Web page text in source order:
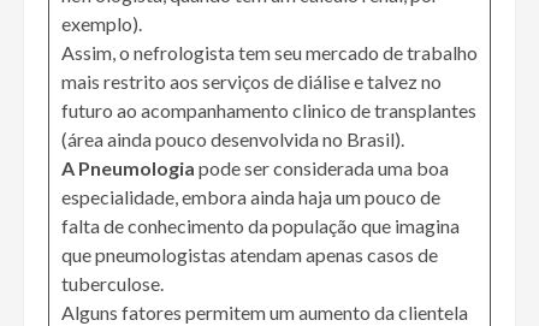
exemplo).
Assim, o nefrologista tem seu mercado de trabalho
mais restrito aos serviços de diálise e talvez no
futuro ao acompanhamento clinico de transplantes
(área ainda pouco desenvolvida no Brasil).
A Pneumologia pode ser considerada uma boa
especialidade, embora ainda haja um pouco de
falta de conhecimento da população que imagina
que pneumologistas atendam apenas casos de
tuberculose.
Alguns fatores permitem um aumento da clientela